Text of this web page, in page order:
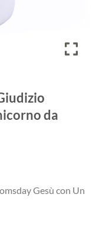
da
Gesù con Un